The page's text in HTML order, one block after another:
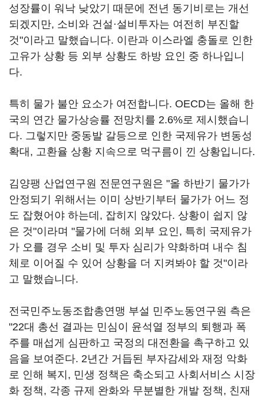
성장률이 워낙 낮았기 때문에 전년 동기비로는 개선
되겠지만, 소비와 건설·설비투자는 여전히 부진할
것"이라고 말했습니다. 이란과 이스라엘 충돌로 인한
고유가 상황 등 외부 상황도 하방 요인 중 하나입니
다.
특히 물가 불안 요소가 여전합니다. OECD는 올해 한
국의 연간 물가상승률 전망치를 2.6%로 제시했습니
다. 그렇지만 중동발 갈등으로 인한 국제유가 변동성
확대, 고환율 상황 지속으로 먹구름이 낀 상황입니다.
김양팽 산업연구원 전문연구원은 "올 하반기 물가가
안정되기 위해서는 이미 상반기부터 물가가 어느 정
도 잡혔어야 하는데, 잡히지 않았다. 상황이 쉽지 않
은 것"이라며 "물가에 더해 외부 요인, 특히 국제유가
가 오를 경우 소비 및 투자 심리가 약화하며 내수 침
체로 이어질 수 있어 상황을 더 지켜봐야 할 것"이라
고 말했습니다.
전국민주노동조합총연맹 부설 민주노동연구원 측은
"22대 총선 결과는 민심이 윤석열 정부의 퇴행과 폭
주를 매섭게 심판하고 국정의 대전환을 촉구하고 있
음을 보여준다. 2년간 거듭된 부자감세와 재정 악화
로 인해 복지, 민생 정책은 축소되고 사회서비스 시장
화 정책, 각종 규제 완화와 무분별한 개발 정책, 친재